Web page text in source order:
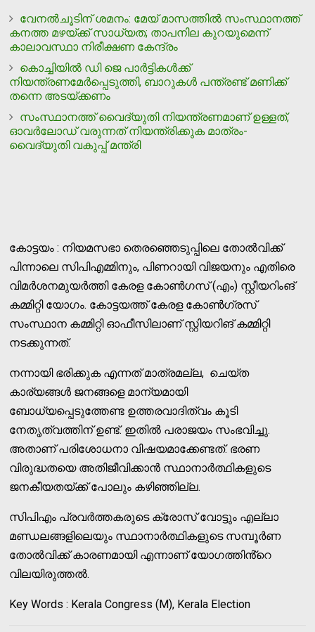
വേനൽചൂടിന് ശമനം: മേയ് മാസത്തിൽ സംസ്ഥാനത്ത്
കനത്ത മഴയ്ക്ക് സാധ്യത; താപനില കുറയുമെന്ന്
കാലാവസ്ഥാ നിരീക്ഷണ കേന്ദ്രം
കൊച്ചിയില്‍ ഡി ജെ പാര്‍ട്ടികള്‍ക്ക്
നിയന്ത്രണമേര്‍പ്പെടുത്തി, ബാറുകള്‍ പന്ത്രണ്ട് മണിക്ക്
തന്നെ അടയ്ക്കണം
സംസ്ഥാനത്ത് വൈദ്യുതി നിയന്ത്രണമാണ് ഉള്ളത്,
ഓവര്‍ലോഡ് വരുന്നത് നിയന്ത്രിക്കുക മാത്രം-
വൈദ്യുതി വകുപ്പ് മന്ത്രി
കോട്ടയം : നിയമസഭാ തെരഞ്ഞെടുപ്പിലെ തോൽവിക്ക്
പിന്നാലെ സിപിഎമ്മിനും, പിണറായി വിജയനും എതിരെ
വിമർശനമുയർത്തി കേരള കോൺഗസ് (എം) സ്റ്റീയറിംങ്
കമ്മിറ്റി യോഗം. കോട്ടയത്ത് കേരള കോൺഗ്രസ്
സംസ്ഥാന കമ്മിറ്റി ഓഫീസിലാണ് സ്റ്റിയറിങ് കമ്മിറ്റി
നടക്കുന്നത്.
നന്നായി ഭരിക്കുക എന്നത് മാത്രമല്ല, ചെയ്ത
കാര്യങ്ങൾ ജനങ്ങളെ മാന്യമായി
ബോധ്യപ്പെടുത്തേണ്ട ഉത്തരവാദിത്വം കൂടി
നേതൃത്വത്തിന് ഉണ്ട്. ഇതിൽ പരാജയം സംഭവിച്ചു.
അതാണ് പരിശോധനാ വിഷയമാക്കേണ്ടത്. ഭരണ
വിരുദ്ധതയെ അതിജീവിക്കാൻ സ്ഥാനാർത്ഥികളുടെ
ജനകീയതയ്ക്ക് പോലും കഴിഞ്ഞില്ല.
സിപിഎം പ്രവർത്തകരുടെ ക്രോസ് വോട്ടും എല്ലാ
മണ്ഡലങ്ങളിലെയും സ്ഥാനാർത്ഥികളുടെ സമ്പൂർണ
തോൽവിക്ക് കാരണമായി എന്നാണ്​ യോഗത്തിൻ്റെ
വിലയിരുത്തൽ.
Key Words : Kerala Congress (M), Kerala Election